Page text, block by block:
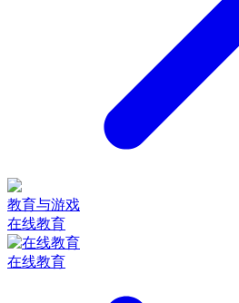
教育与游戏
在线教育
在线教育